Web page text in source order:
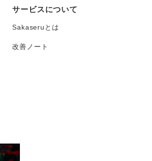
サービスについて
Sakaseruとは
改善ノート